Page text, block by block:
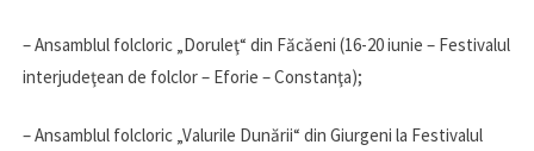
– Ansamblul folcloric „Doruleţ“ din Făcăeni (16-20 iunie – Festivalul
interjudeţean de folclor – Eforie – Constanţa);
– Ansamblul folcloric „Valurile Dunării“ din Giurgeni la Festivalul